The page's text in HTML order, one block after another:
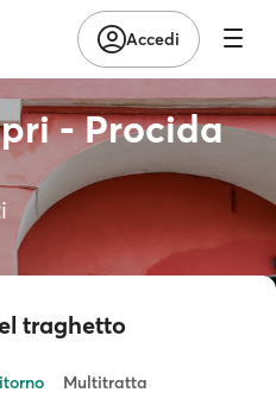
Accedi
- Procida
traghetto
Multitratta